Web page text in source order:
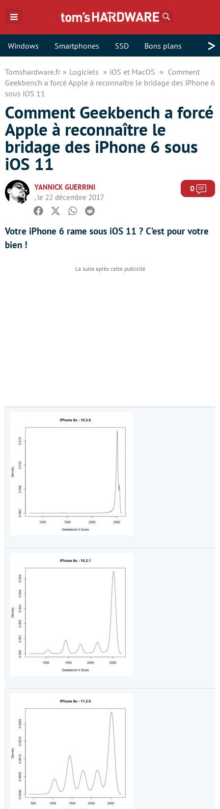
Windows Smartphones SSD Bons plans >
Tomshardware.fr Logiciels iOS et MacOS
Comment
Geekbench a forcé Apple à reconnaître le bridage des iPhone 6
sous iOS 11
Comment Geekbench a forcé
Apple à reconnaître le
bridage des iPhone 6 sous
iOS 11
YANNICK GUERRINI
, le 22 décembre 2017
0
Facebook
TwitterWhatsapp
Reddit
Votre iPhone 6 rame sous iOS 11 ? C’est pour votre
bien !